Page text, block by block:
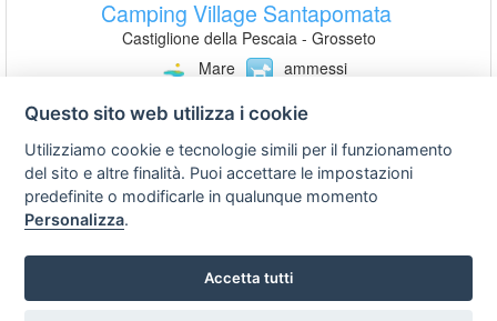
Camping Village Santapomata
Castiglione della Pescaia - Grosseto
Mare
ammessi
Contatta
Casavacanze La Vecchia Fornace
Castiglione della Pescaia - Grosseto
Collina
NON ammessi
Contatta
Questo sito web utilizza i cookie
Utilizziamo cookie e tecnologie simili per il funzionamento
del sito e altre finalità. Puoi accettare le impostazioni
predefinite o modificarle in qualunque momento
Personalizza.
Accetta tutti